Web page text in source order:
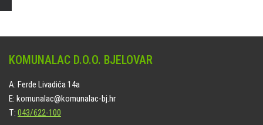
KOMUNALAC D.O.O. BJELOVAR
A: Ferde Livadića 14a
E: komunalac@komunalac-bj.hr
T: 043/622-100